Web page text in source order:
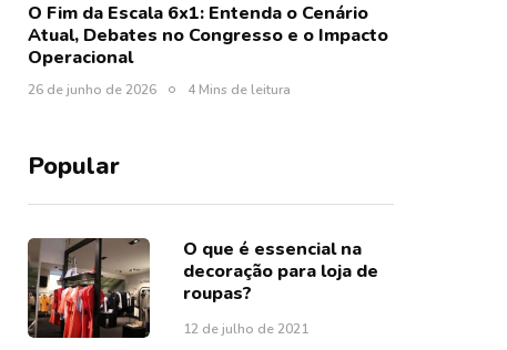
O Fim da Escala 6x1: Entenda o Cenário
Atual, Debates no Congresso e o Impacto
Operacional
26 de junho de 2026 4 Mins de leitura
Popular
O que é essencial na
decoração para loja de
roupas?
12 de julho de 2021